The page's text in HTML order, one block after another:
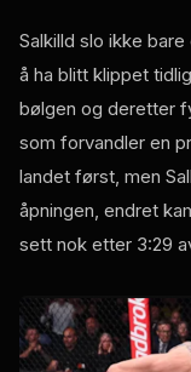
Salkilld slo ikke
å ha blitt klippet
bølgen og deretter
som forvandler en
landet først, men
åpningen, endret
sett nok etter 3:29